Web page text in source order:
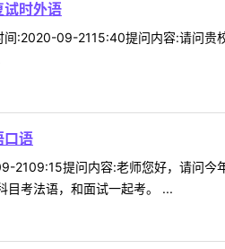
试时外语
:2020-09-2115:40提问内容:请问贵
口语
提问内容:老师您好，请问今
目考法语，和面试一起考。 ...